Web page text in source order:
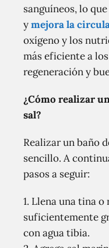
sanguíneos, lo
ymejora la
oxígeno y los
más eficiente a
regeneración y
¿Cómo realizar
sal?
Realizar un baño
sencillo. A
pasos a seguir:
1. Llena una tina
suficientemente
con agua tibia.